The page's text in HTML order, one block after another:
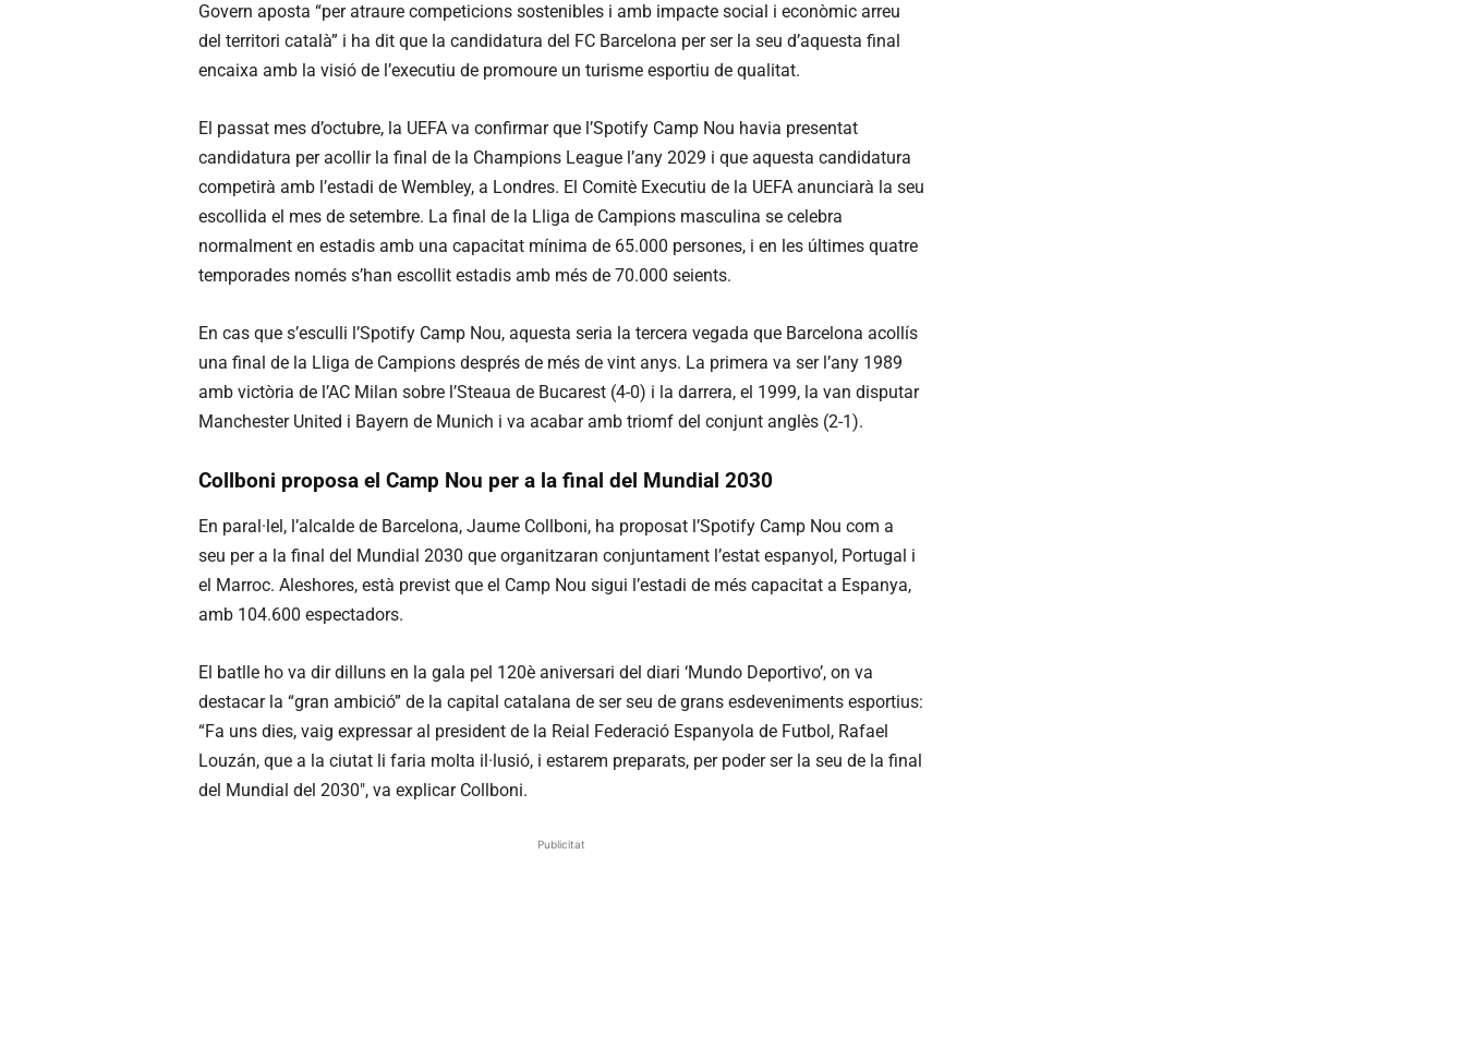
Govern aposta “per atraure competicions sostenibles i amb impacte social i econòmic arreu
del territori català” i ha dit que la candidatura del FC Barcelona per ser la seu d’aquesta final
encaixa amb la visió de l’executiu de promoure un turisme esportiu de qualitat.
El passat mes d’octubre, la UEFA va confirmar que l’Spotify Camp Nou havia presentat
candidatura per acollir la final de la Champions League l’any 2029 i que aquesta candidatura
competirà amb l’estadi de Wembley, a Londres. El Comitè Executiu de la UEFA anunciarà la seu
escollida el mes de setembre. La final de la Lliga de Campions masculina se celebra
normalment en estadis amb una capacitat mínima de 65.000 persones, i en les últimes quatre
temporades només s’han escollit estadis amb més de 70.000 seients.
En cas que s’esculli l’Spotify Camp Nou, aquesta seria la tercera vegada que Barcelona acollís
una final de la Lliga de Campions després de més de vint anys. La primera va ser l’any 1989
amb victòria de l’AC Milan sobre l’Steaua de Bucarest (4-0) i la darrera, el 1999, la van disputar
Manchester United i Bayern de Munich i va acabar amb triomf del conjunt anglès (2-1).
Collboni proposa el Camp Nou per a la final del Mundial 2030
En paral·lel, l’alcalde de Barcelona, Jaume Collboni, ha proposat l’Spotify Camp Nou com a
seu per a la final del Mundial 2030 que organitzaran conjuntament l’estat espanyol, Portugal i
el Marroc. Aleshores, està previst que el Camp Nou sigui l’estadi de més capacitat a Espanya,
amb 104.600 espectadors.
El batlle ho va dir dilluns en la gala pel 120è aniversari del diari ‘Mundo Deportivo’, on va
destacar la “gran ambició” de la capital catalana de ser seu de grans esdeveniments esportius:
“Fa uns dies, vaig expressar al president de la Reial Federació Espanyola de Futbol, Rafael
Louzán, que a la ciutat li faria molta il·lusió, i estarem preparats, per poder ser la seu de la final
del Mundial del 2030″, va explicar Collboni.
Publicitat